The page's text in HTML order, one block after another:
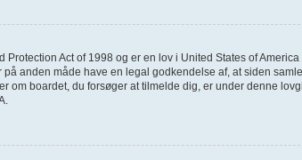
Protection Act of 1998 og er en lov i United States of
anden måde have en legal godkendelse af, at siden
om boardet, du forsøger at tilmelde dig, er under denne